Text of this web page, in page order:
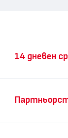
14 дневен